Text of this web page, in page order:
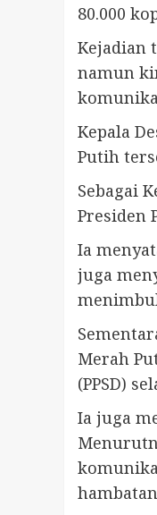
80.000
Kejadian
namun
Kepala
Putih
Sebagai
Presiden
Ia
juga
Merah
(PPSD)
Ia juga